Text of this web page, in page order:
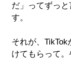
だ」ってずっ
す。
それが、
けてもらって